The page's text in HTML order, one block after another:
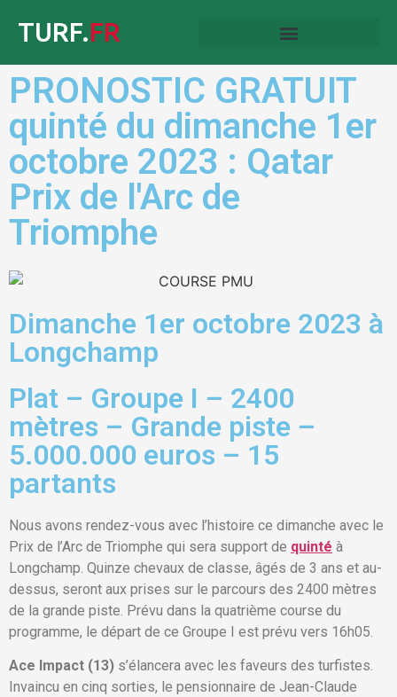
TURF.FR
PRONOSTIC GRATUIT
quinté du dimanche 1er
octobre 2023 : Qatar
Prix de l'Arc de
Triomphe
Dimanche 1er octobre 2023 à
Longchamp
Plat – Groupe I – 2400
mètres – Grande piste –
5.000.000 euros – 15
partants
Nous avons rendez-vous avec l’histoire ce dimanche avec le
Prix de l’Arc de Triomphe qui sera support de quinté à
Longchamp. Quinze chevaux de classe, âgés de 3 ans et au-
dessus, seront aux prises sur le parcours des 2400 mètres
de la grande piste. Prévu dans la quatrième course du
programme, le départ de ce Groupe I est prévu vers 16h05.
Ace Impact (13) s’élancera avec les faveurs des turfistes.
Invaincu en cinq sorties, le pensionnaire de Jean-Claude